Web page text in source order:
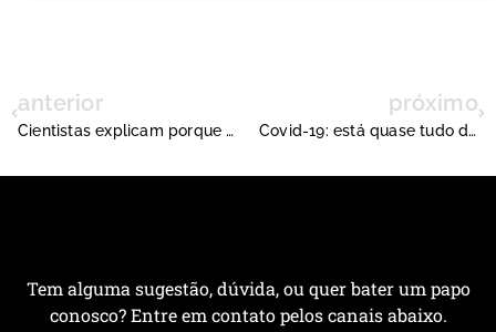
anterior
Cientistas explicam porque não é hora de flexibilizar isolamento
próximo
Covid-19: está quase tudo dominado
Tem alguma sugestão, dúvida, ou quer bater um papo
conosco? Entre em contato pelos canais abaixo.